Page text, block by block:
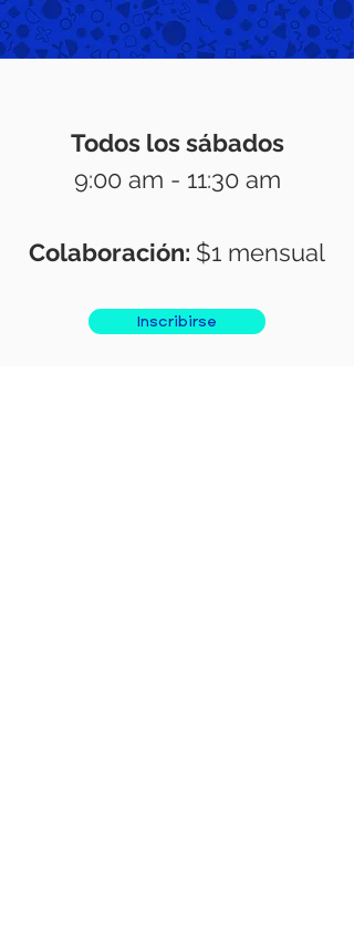
Todos los sábados
9:00 am - 11:30 am
Colaboración: $1 mensual
Inscribirse